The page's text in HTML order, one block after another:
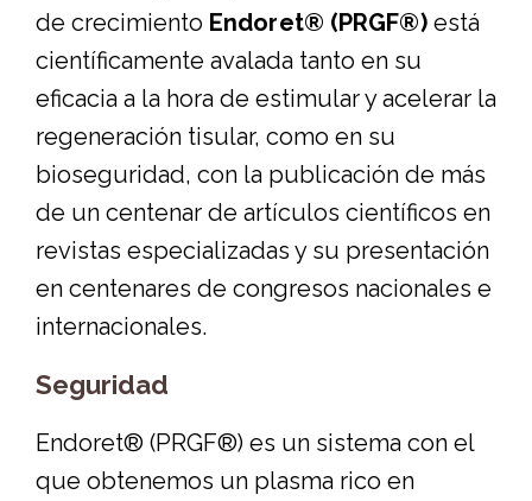
de crecimiento Endoret® (PRGF®)está
científicamente avalada tanto en su
eficacia a la hora de estimular y acelerar la
regeneración tisular, como en su
bioseguridad, con la publicación de más
de un centenar de artículos científicos en
revistas especializadas y su presentación
en centenares de congresos nacionales e
internacionales.
Seguridad
Endoret® (PRGF®) es un sistema con el
que obtenemos un plasma rico en